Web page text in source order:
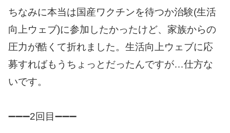
ちなみに本当は国産ワクチンを待つか治験(生活
向上ウェブ)に参加したかったけど、家族からの
圧力が酷くて折れました。生活向上ウェブに応
募すればもうちょっとだったんですが…仕方な
いです。
➖➖➖2回目➖➖➖